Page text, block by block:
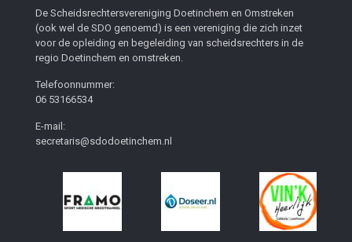
De Scheidsrechtersvereniging Doetinchem en Omstreken
(ook wel de SDO genoemd) is een vereniging die zich inzet
voor de opleiding en begeleiding van scheidsrechters in de
regio Doetinchem en omstreken.
Telefoonnummer:
06 53166534
E-mail:
secretaris@sdodoetinchem.nl